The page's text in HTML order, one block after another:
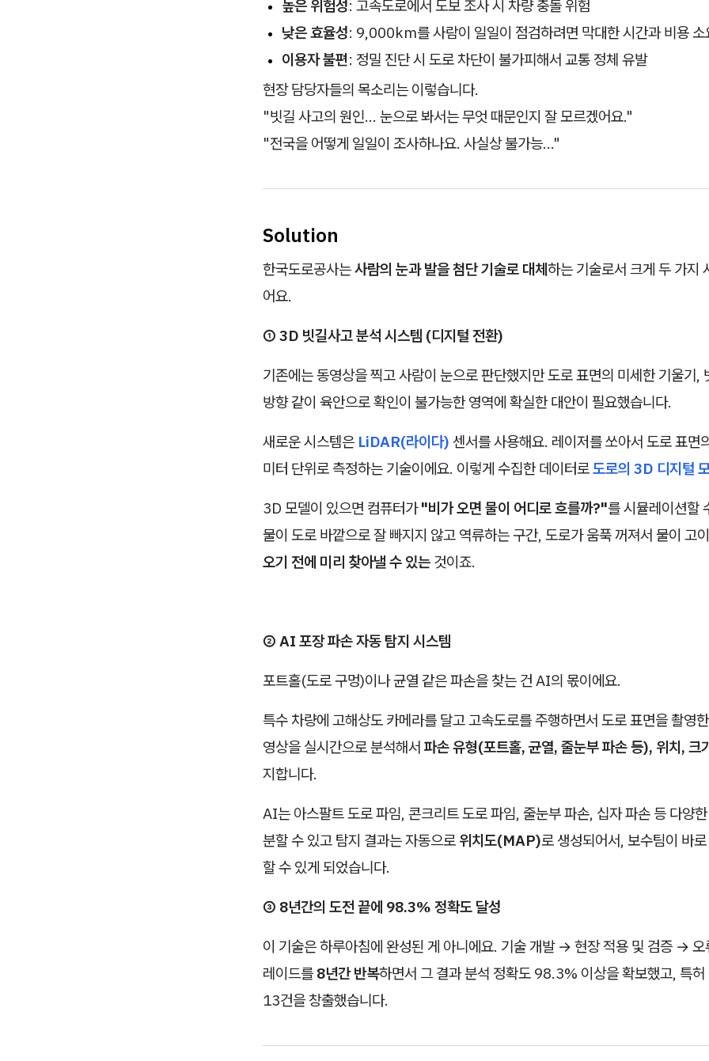
높은 위험성: 고속도로에서 도보 조사 시 차량 충돌 위험
낮은 효율성: 9,000km를 사람이 일일이 점검하려면 막대한 시간과 비용 소
이용자 불편: 정밀 진단 시 도로 차단이 불가피해서 교통 정체 유발
현장 담당자들의 목소리는 이렇습니다.
"빗길 사고의 원인... 눈으로 봐서는 무엇 때문인지 잘 모르겠어요."
"전국을 어떻게 일일이 조사하나요. 사실상 불가능..."
Solution
한국도로공사는사람의 눈과 발을 첨단 기술로 대체하는 기술로서 크게 두 가지
어요.
① 3D 빗길사고 분석 시스템 (디지털 전환)
기존에는 동영상을 찍고 사람이 눈으로 판단했지만 도로 표면의 미세한 기울기,
방향 같이 육안으로 확인이 불가능한 영역에 확실한 대안이 필요했습니다.
새로운 시스템은 LiDAR(라이다) 센서를 사용해요. 레이저를 쏘아서 도로 표면
미터 단위로 측정하는 기술이에요. 이렇게 수집한 데이터로도로의 3D 디지털
3D 모델이 있으면 컴퓨터가"비가 오면 물이 어디로 흐를까?"를 시뮬레이션할
물이 도로 바깥으로 잘 빠지지 않고 역류하는 구간, 도로가 움푹 꺼져서 물이 고
오기 전에 미리 찾아낼 수 있는 것이죠.
② AI 포장 파손 자동 탐지 시스템
포트홀(도로 구멍)이나 균열 같은 파손을 찾는 건 AI의 몫이에요.
특수 차량에 고해상도 카메라를 달고 고속도로를 주행하면서 도로 표면을 촬영
영상을 실시간으로 분석해서 파손 유형(포트홀, 균열, 줄눈부 파손 등), 위치, 크
지합니다.
AI는 아스팔트 도로 파임, 콘크리트 도로 파임, 줄눈부 파손, 십자 파손 등 다양
분할 수 있고 탐지 결과는 자동으로 위치도(MAP)로 생성되어서, 보수팀이 바
할 수 있게 되었습니다.
③ 8년간의 도전 끝에 98.3% 정확도 달성
이 기술은 하루아침에 완성된 게 아니에요. 기술 개발 → 현장 적용 및 검증 → 오
레이드를 8년간 반복하면서 그 결과 분석 정확도 98.3% 이상을 확보했고, 특허
13건을 창출했습니다.